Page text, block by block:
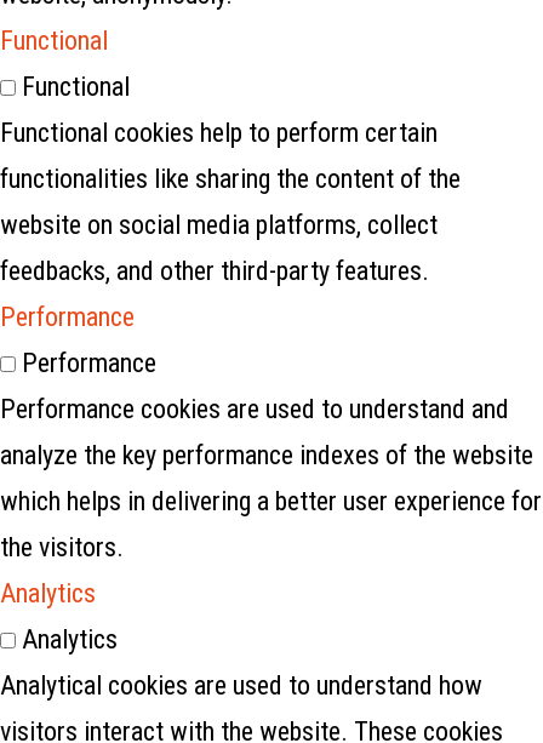
Functional
Functional
Functional cookies help to perform certain
functionalities like sharing the content of the
website on social media platforms, collect
feedbacks, and other third-party features.
Performance
Performance
Performance cookies are used to understand and
analyze the key performance indexes of the website
which helps in delivering a better user experience for
the visitors.
Analytics
Analytics
Analytical cookies are used to understand how
visitors interact with the website. These cookies